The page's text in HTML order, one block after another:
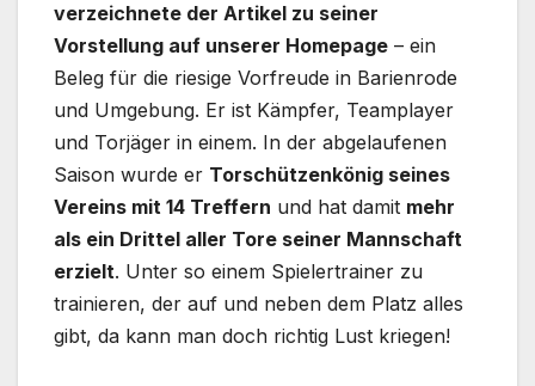
verzeichnete der Artikel zu seiner
Vorstellung auf unserer Homepage – ein
Beleg für die riesige Vorfreude in Barienrode
und Umgebung. Er ist Kämpfer, Teamplayer
und Torjäger in einem. In der abgelaufenen
Saison wurde er Torschützenkönig seines
Vereins mit 14 Treffern und hat damit mehr
als ein Drittel aller Tore seiner Mannschaft
erzielt. Unter so einem Spielertrainer zu
trainieren, der auf und neben dem Platz alles
gibt, da kann man doch richtig Lust kriegen!